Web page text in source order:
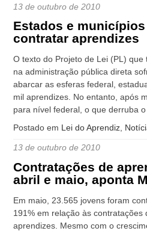
13 de outubro de 2010
Estados e
contratar aprendizes
O texto do Projeto de Lei (PL)
na administração pública direta
abarcar as esferas federal,
mil aprendizes. No entanto, após
para nível federal, o que derruba o
Postado em Lei do Aprendiz
13 de outubro de 2010
Contratações de
abril e maio, aponta
Em maio, 23.565 jovens foram
191% em relação às
aprendizes. Mesmo com o